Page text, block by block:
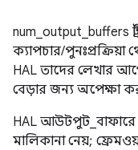
num_output_buffers
ক্যাপচার/পুনঃপ্রক্রিয়া
HAL তাদের লেখার আগে
বেড়ার জন্য অপেক্ষা
HAL আউটপুট_বাফারে
মালিকানা নেয়;